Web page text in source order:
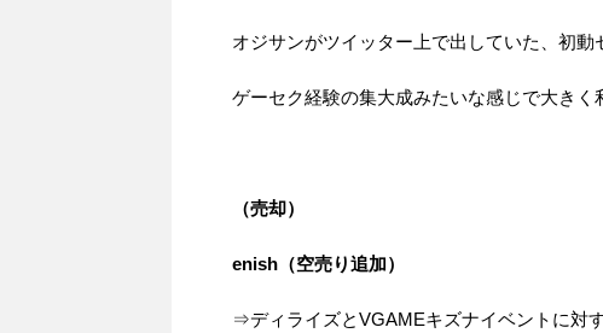
オジサンがツイッター上で出していた、初
ゲーセク経験の集大成みたいな感じで大きく
（売却）
enish（空売り追加）
⇒ディライズとVGAMEキズナイベントに対